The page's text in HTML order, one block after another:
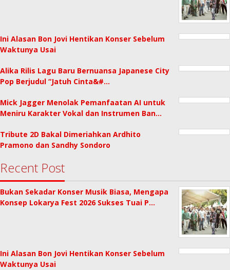
Ini Alasan Bon Jovi Hentikan Konser Sebelum
Waktunya Usai
Alika Rilis Lagu Baru Bernuansa Japanese City
Pop Berjudul “Jatuh Cinta&#…
Mick Jagger Menolak Pemanfaatan AI untuk
Meniru Karakter Vokal dan Instrumen Ban…
Tribute 2D Bakal Dimeriahkan Ardhito
Pramono dan Sandhy Sondoro
Recent Post
Bukan Sekadar Konser Musik Biasa, Mengapa
Konsep Lokarya Fest 2026 Sukses Tuai P…
Ini Alasan Bon Jovi Hentikan Konser Sebelum
Waktunya Usai